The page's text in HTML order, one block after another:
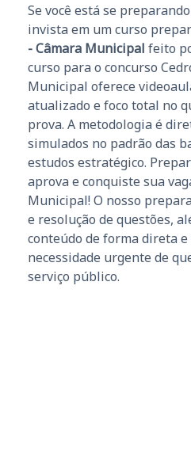
Se você está se
invista em um curso
- Câmara Municipal feito
curso para o concurso
Municipal oferece
atualizado e foco total no
prova. A metodologia é
simulados no padrão das
estudos estratégico.
aprova e conquiste sua
Municipal! O nosso
e resolução de questões,
conteúdo de forma direta
necessidade urgente de
serviço público.